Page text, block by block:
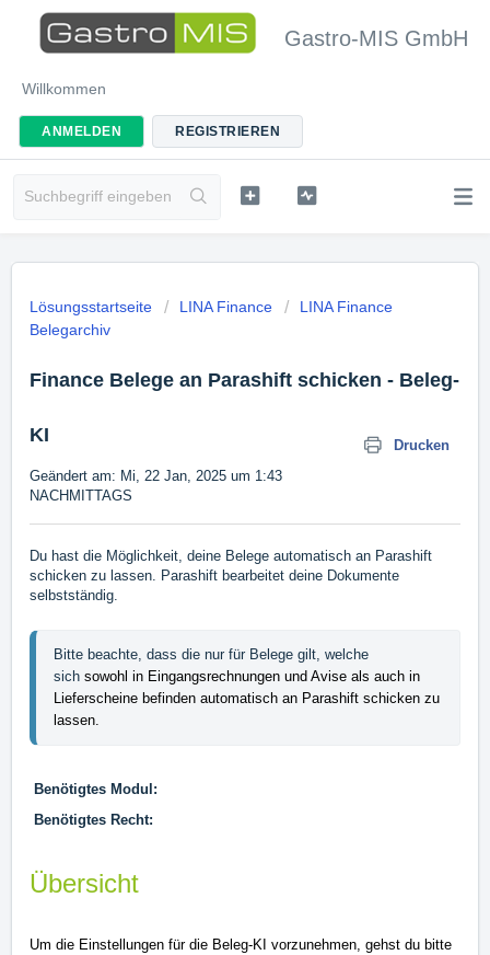
Gastro-MIS GmbH
Willkommen
ANMELDEN REGISTRIEREN
Lösungsstartseite LINA Finance
LINA Finance
Belegarchiv
Finance Belege an Parashift schicken - Beleg-
KI
Drucken
Geändert am: Mi, 22 Jan, 2025 um 1:43
NACHMITTAGS
Du hast die Möglichkeit, deine Belege automatisch an Parashift
schicken zu lassen. Parashift bearbeitet deine Dokumente
selbstständig.
Bitte beachte, dass die nur für Belege gilt, welche
sich sowohl in Eingangsrechnungen und Avise als auch in
Lieferscheine befinden automatisch an Parashift schicken zu
lassen.
Benötigtes Modul:
Benötigtes Recht:
Übersicht
Um die Einstellungen für die Beleg-KI vorzunehmen, gehst du bitte